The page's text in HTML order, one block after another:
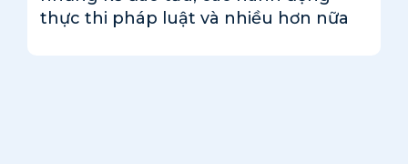
thực thi pháp luật và nhiều hơn nữa